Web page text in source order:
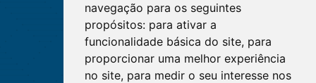
navegação para os seguintes
propósitos: para ativar a
funcionalidade básica do site, para
proporcionar uma melhor experiência
no site, para medir o seu interesse nos